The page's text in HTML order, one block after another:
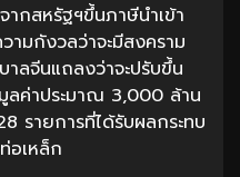
กสหรัฐฯขึ้นภาษีนำเข้า
ามกังวลว่าจะมีสงคราม
าลจีนแถลงว่าจะปรับขึ้น
ลค่าประมาณ 3,000 ล้าน
รายการที่ได้รับผลกระทบ
อเหล็ก